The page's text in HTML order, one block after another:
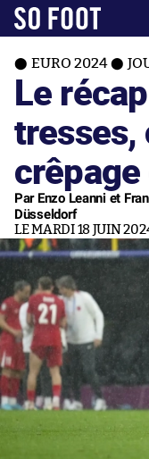
EURO 2024
Le
Par Enzo Leanni et
Düsseldorf
LE MARDI 18 JUIN